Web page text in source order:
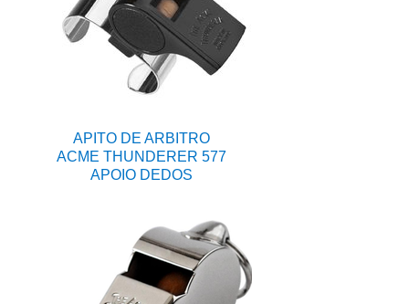
APITO DE ARBITRO
ACME THUNDERER 577
APOIO DEDOS